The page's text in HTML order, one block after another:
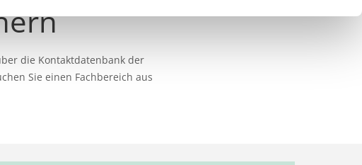
die Kontaktdatenbank der
Sie einen Fachbereich aus